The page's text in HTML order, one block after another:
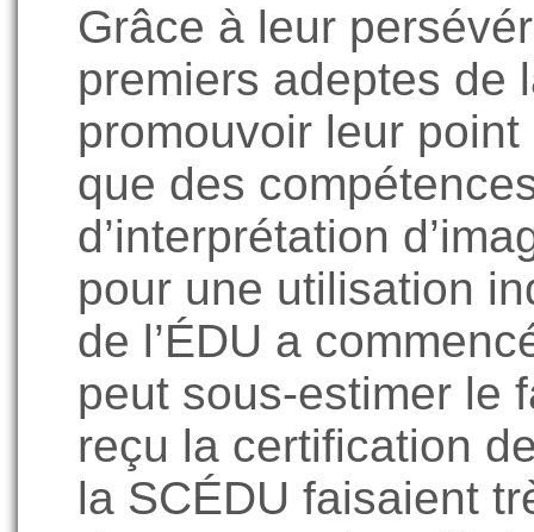
Grâce à leur
premiers adeptes de
promouvoir leur
que des
d’interprétation
pour une utilisation
de l’ÉDU a
peut sous-estimer le
reçu la certification
la SCÉDU faisaient